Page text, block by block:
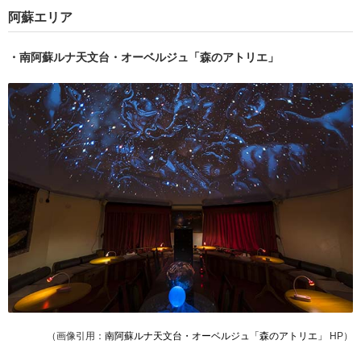
阿蘇エリア
・南阿蘇ルナ天文台・オーベルジュ「森のアトリエ」
（画像引用： 南阿蘇ルナ天文台・オーベルジュ「森のアトリエ」 HP）